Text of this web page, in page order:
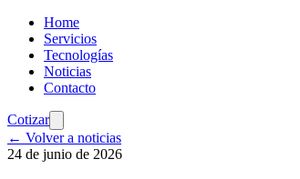
Home
Servicios
Tecnologías
Noticias
Contacto
Cotizar
← Volver a noticias
24 de junio de 2026